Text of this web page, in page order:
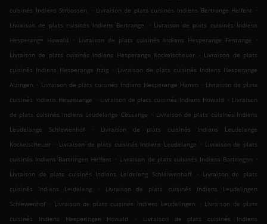
cuisinés Indiens Stroossen
. Livraison de plats cuisinés Indiens Bertrange Helfent
.
Livraison de plats cuisinés Indiens Bertrange
. Livraison de plats cuisinés Indiens
Hesperange Howald
. Livraison de plats cuisinés Indiens Hesperange Fentange
.
Livraison de plats cuisinés Indiens Hesperange Kockelscheuer . Livraison de plats
cuisinés Indiens Hesperange Itzig . Livraison de plats cuisinés Indiens Hesperange
Alzingen . Livraison de plats cuisinés Indiens Hesperange Hamm . Livraison de plats
cuisinés Indiens Hesperange . Livraison de plats cuisinés Indiens Howald . Livraison
de plats cuisinés Indiens Leudelange Cessange . Livraison de plats cuisinés Indiens
Leudelange Schlewenhof
.
Livraison de plats cuisinés Indiens Leudelange
Kockelscheuer . Livraison de plats cuisinés Indiens Leudelange . Livraison de plats
cuisinés Indiens Bartringen Helfent . Livraison de plats cuisinés Indiens Bartringen .
Livraison de plats cuisinés Indiens Leideleng Schléiwenhaff
.
Livraison de plats
cuisinés Indiens Leideleng
.
Livraison de plats cuisinés Indiens Leudelingen
Schlewenhof . Livraison de plats cuisinés Indiens Leudelingen . Livraison de plats
cuisinés Indiens Hesperingen Howald
.
Livraison de plats cuisinés Indiens